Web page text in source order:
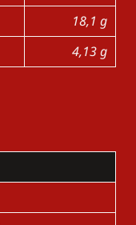
18,1 g
4,13 g